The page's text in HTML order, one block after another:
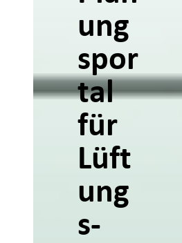
ung
spor
tal
für
Lüft
ung
s-